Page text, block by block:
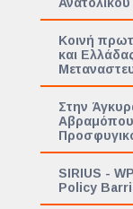
Κοινή
και
Στην
SIRIUS -
Policy